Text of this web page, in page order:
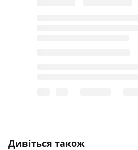
Дивіться також